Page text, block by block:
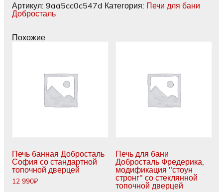
София,
модификация
со
Артикул: 9aa5cc0c547d Категория: Печи для бани
Добросталь
Похожие
Печь банная Добросталь
София со стандартной
топочной дверцей
12 990₽
Печь для бани
Добросталь Фредерика,
модификация "стоун
стронг" со стеклянной
топочной дверцей